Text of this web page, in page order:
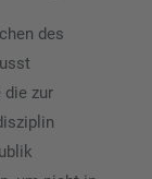
des
zur